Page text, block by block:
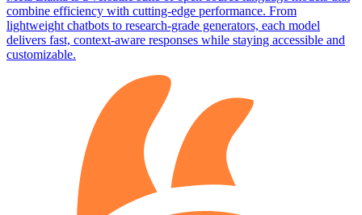
combine efficiency with cutting‑edge performance. From
lightweight chatbots to research‑grade generators, each model
delivers fast, context‑aware responses while staying accessible and
customizable.